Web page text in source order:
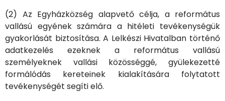
(2) Az Egyházközség alapvető célja, a református
vallású egyének számára a hitéleti tevékenységük
gyakorlását biztosítása. A Lelkészi Hivatalban történő
adatkezelés ezeknek a református vallású
személyeknek vallási közösséggé, gyülekezetté
formálódás kereteinek kialakítására folytatott
tevékenységét segíti elő.